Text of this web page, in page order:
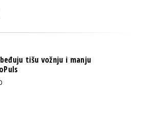
tišu vožnju i manju